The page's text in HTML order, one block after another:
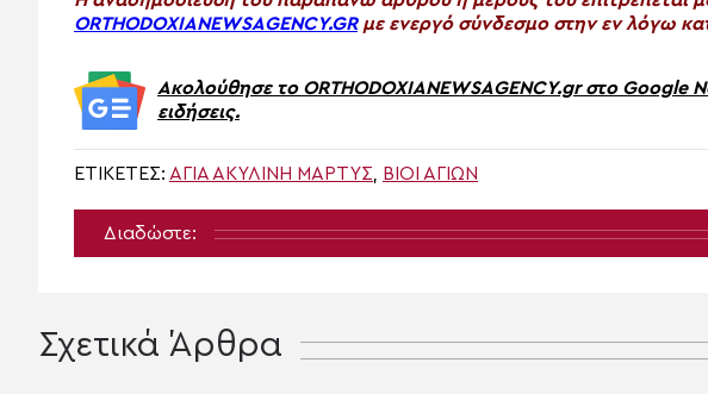
ORTHODOXIANEWSAGENCY.GRμε ενεργό σύνδεσμο στην εν λόγω
Ακολούθησε το ORTHODOXIANEWSAGENCY.gr στο Google
ειδήσεις.
ΕΤΙΚΈΤΕΣ: ΑΓΊΑ ΑΚΥΛΊΝΗ ΜΆΡΤΥΣ ΒΊΟΙ ΑΓΊΩΝ
Διαδώστε:
Σχετικά Άρθρα